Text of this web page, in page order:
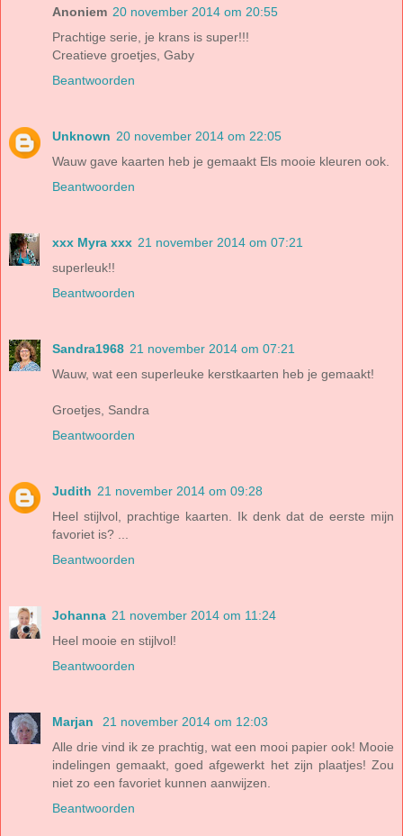
Anoniem 20 november 2014 om 20:55
Prachtige serie, je krans is super!!!
Creatieve groetjes, Gaby
Beantwoorden
Unknown 20 november 2014 om 22:05
Wauw gave kaarten heb je gemaakt Els mooie kleuren ook.
Beantwoorden
xxx Myra xxx 21 november 2014 om 07:21
superleuk!!
Beantwoorden
Sandra1968 21 november 2014 om 07:21
Wauw, wat een superleuke kerstkaarten heb je gemaakt!
Groetjes, Sandra
Beantwoorden
Judith 21 november 2014 om 09:28
Heel stijlvol, prachtige kaarten. Ik denk dat de eerste mijn
favoriet is? ...
Beantwoorden
Johanna 21 november 2014 om 11:24
Heel mooie en stijlvol!
Beantwoorden
Marjan
21 november 2014 om 12:03
Alle drie vind ik ze prachtig, wat een mooi papier ook! Mooie
indelingen gemaakt, goed afgewerkt het zijn plaatjes! Zou
niet zo een favoriet kunnen aanwijzen.
Beantwoorden